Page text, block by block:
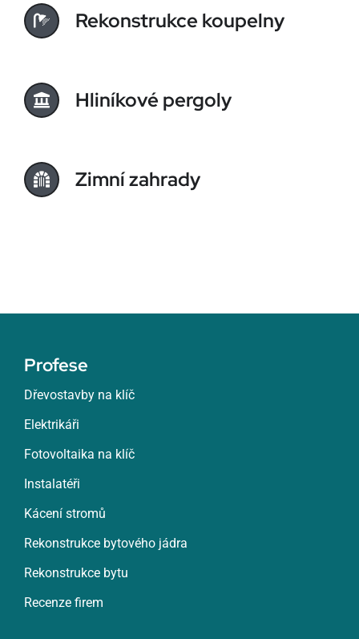
Rekonstrukce koupelny
Hliníkové pergoly
Zimní zahrady
Profese
Dřevostavby na klíč
Elektrikáři
Fotovoltaika na klíč
Instalatéři
Kácení stromů
Rekonstrukce bytového jádra
Rekonstrukce bytu
Recenze firem